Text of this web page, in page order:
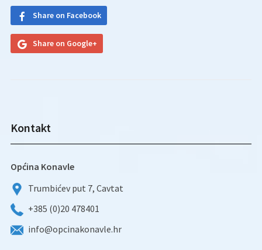
Share on Facebook
Share on Google+
Kontakt
Općina Konavle
Trumbićev put 7, Cavtat
+385 (0)20 478401
info@opcinakonavle.hr